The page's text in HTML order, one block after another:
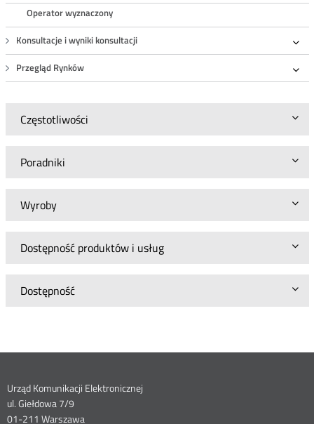
Operator wyznaczony
Konsultacje i wyniki konsultacji
Przegląd Rynków
Częstotliwości
Poradniki
Wyroby
Dostępność produktów i usług
Dostępność
Dane
Urząd Komunikacji Elektronicznej
ul. Giełdowa 7/9
01-211 Warszawa